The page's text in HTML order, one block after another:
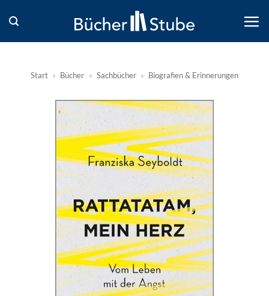
Inhalt
springen
Start » Bücher » Sachbücher » Biografien & Erinnerungen